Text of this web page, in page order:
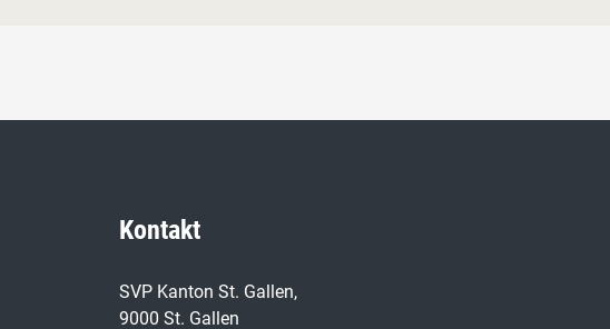
Kontakt
SVP Kanton St. Gallen,
9000 St. Gallen